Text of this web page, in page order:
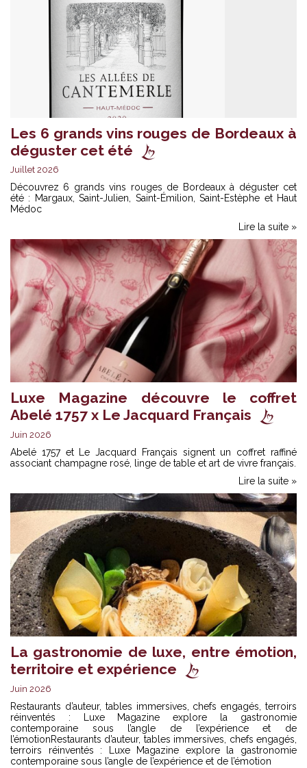
Les 6 grands vins rouges de Bordeaux à
déguster cet été
Juillet 2026
Découvrez 6 grands vins rouges de Bordeaux à déguster cet
été : Margaux, Saint-Julien, Saint-Émilion, Saint-Estèphe et Haut
Médoc
Lire la suite »
Luxe Magazine découvre le coffret
Abelé 1757 x Le Jacquard Français
Juin 2026
Abelé 1757 et Le Jacquard Français signent un coffret raffiné
associant champagne rosé, linge de table et art de vivre français.
Lire la suite »
La gastronomie de luxe, entre émotion,
territoire et expérience
Juin 2026
Restaurants d’auteur, tables immersives, chefs engagés, terroirs
réinventés : Luxe Magazine explore la gastronomie
contemporaine sous l’angle de l’expérience et de
l’émotionRestaurants d’auteur, tables immersives, chefs engagés,
terroirs réinventés : Luxe Magazine explore la gastronomie
contemporaine sous l’angle de l’expérience et de l’émotion